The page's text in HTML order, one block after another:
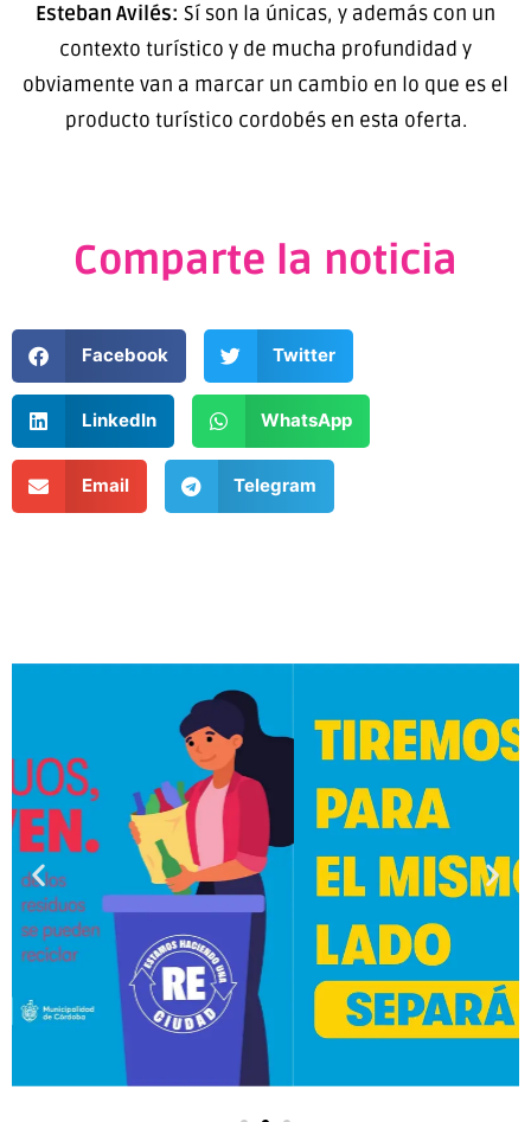
Esteban Avilés: Sí son la únicas, y además con un
contexto turístico y de mucha profundidad y
obviamente van a marcar un cambio en lo que es el
producto turístico cordobés en esta oferta.
Comparte la noticia
Facebook Twitter
LinkedIn WhatsApp
Email Telegram